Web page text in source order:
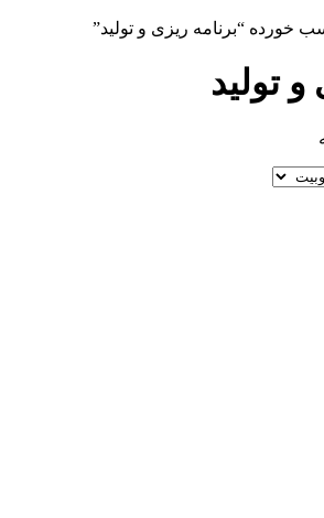
خورده “برنامه ریزی و تولید”
و تولید